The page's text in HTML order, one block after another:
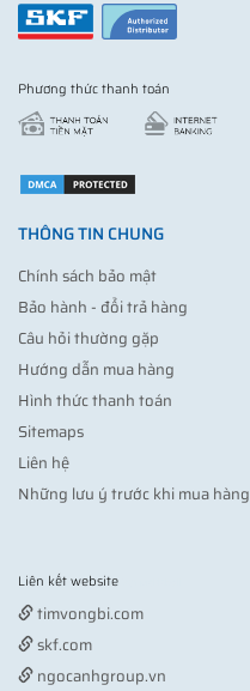
Phương thức thanh toán
THÔNG TIN CHUNG
Chính sách bảo mật
Bảo hành - đổi trả hàng
Câu hỏi thường gặp
Hướng dẫn mua hàng
Hình thức thanh toán
Sitemaps
Liên hệ
Những lưu ý trước khi mua hàng
Liên kết website
timvongbi.com
skf.com
ngocanhgroup.vn